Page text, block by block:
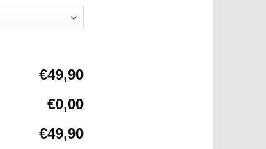
€49,90
€0,00
€49,90